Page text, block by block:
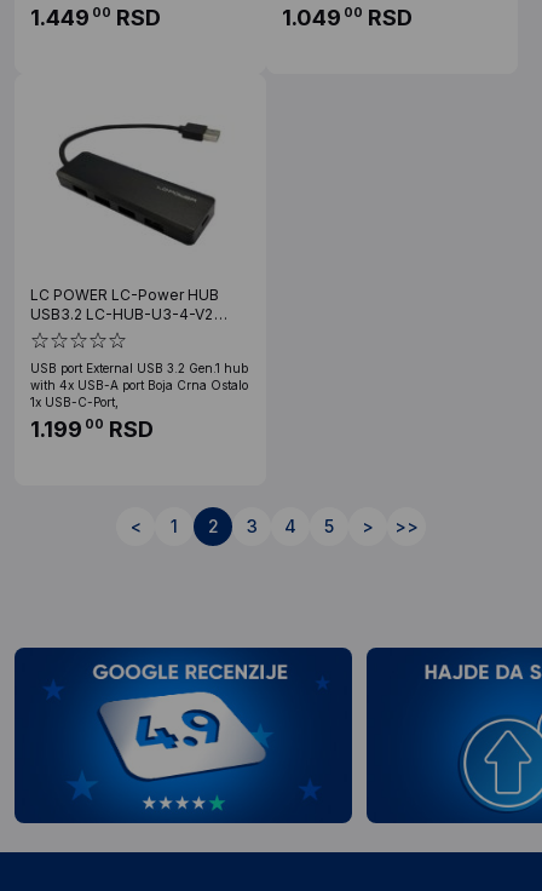
1.449 00 RSD 1.049 00 RSD
LC POWER LC-Power HUB
USB3.2 LC-HUB-U3-4-V2
(4260070129346)
USB port External USB 3.2 Gen.1 hub
with 4x USB-A port Boja Crna Ostalo
1x USB-C-Port,
1.199 00 RSD
< 1 2 3 4 5 > >>